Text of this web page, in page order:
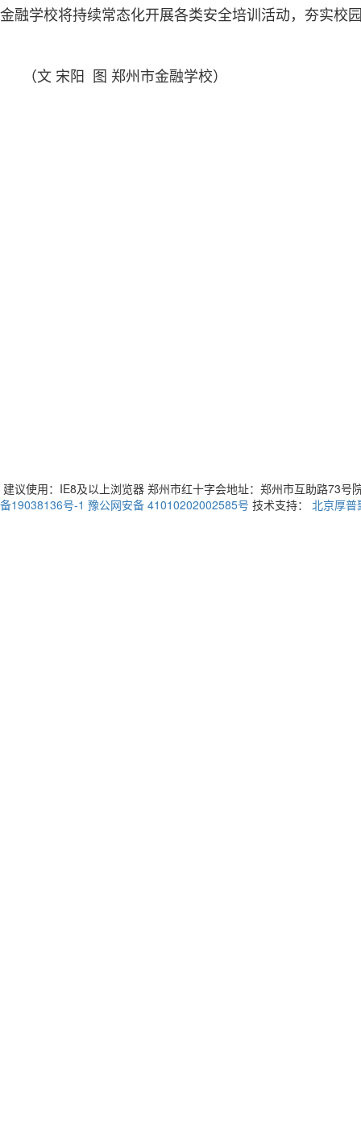
金融学校将持续常态化开展各类安全培训活动，夯实校
（文 宋阳 图 郑州市金融学校）
建议使用：IE8及以上浏览器 郑州市红十字会地址：郑州市互助路73号
备19038136号-1 豫公网安备 41010202002585号 技术支持： 北京厚普